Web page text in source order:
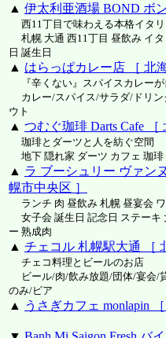
▲ 伊太利亜酒場 BOND ボ
西11丁目で味わえる本格イタリ
札幌 大通 西11丁目 昼飲み イ
日 誕生日
▲ はらっぱカレー店 ［ 北
『辛くない』スパイスカレーが
カレー/スパイス/サラダ/ドリン
ウト
▲ つむぐ珈琲 Darts Cafe ［
珈琲とダーツと人を紡ぐ空間
地下 隠れ家 ダーツ カフェ 珈琲
▲ ラ ブーシュリー ヴァン
幌市中央区 ］
ランチ 肉 昼飲み 札幌 昼宴会
女子会 誕生日 記念日 ステーキ
ー 熟成肉
▲ チェコル 札幌駅大通 ［
チェコ料理とビールのお店
ビール/肉/飲み放題/団体/宴会/
のみ/ビア
▲ うさぎカフェ monlapin